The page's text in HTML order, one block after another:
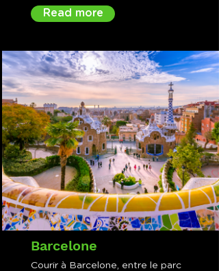
Read more
Barcelone
Courir à Barcelone, entre le parc